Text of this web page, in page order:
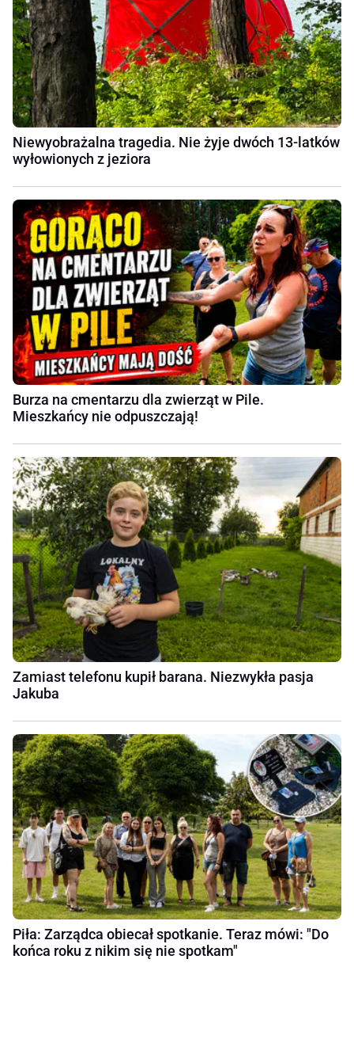
Niewyobrażalna tragedia. Nie żyje dwóch 13-latków
wyłowionych z jeziora
Burza na cmentarzu dla zwierząt w Pile.
Mieszkańcy nie odpuszczają!
Zamiast telefonu kupił barana. Niezwykła pasja
Jakuba
Piła: Zarządca obiecał spotkanie. Teraz mówi: "Do
końca roku z nikim się nie spotkam"